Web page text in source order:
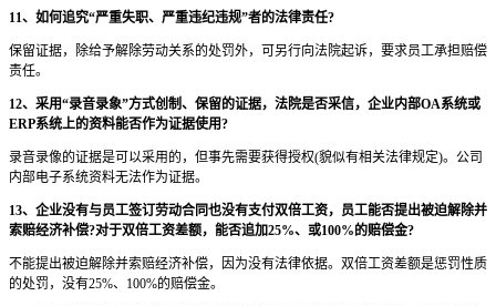
11、如何追究“严重失职、严重违纪违规”者的法律责任?
保留证据，除给予解除劳动关系的处罚外，可另行向法院起诉，要求员工承担赔偿
责任。
12、采用“录音录象”方式创制、保留的证据，法院是否采信，企业内部OA系统或
ERP系统上的资料能否作为证据使用?
录音录像的证据是可以采用的，但事先需要获得授权(貌似有相关法律规定)。公司
内部电子系统资料无法作为证据。
13、企业没有与员工签订劳动合同也没有支付双倍工资，员工能否提出被迫解除并
索赔经济补偿?对于双倍工资差额，能否追加25%、或100%的赔偿金?
不能提出被迫解除并索赔经济补偿，因为没有法律依据。双倍工资差额是惩罚性质
的处罚，没有25%、100%的赔偿金。